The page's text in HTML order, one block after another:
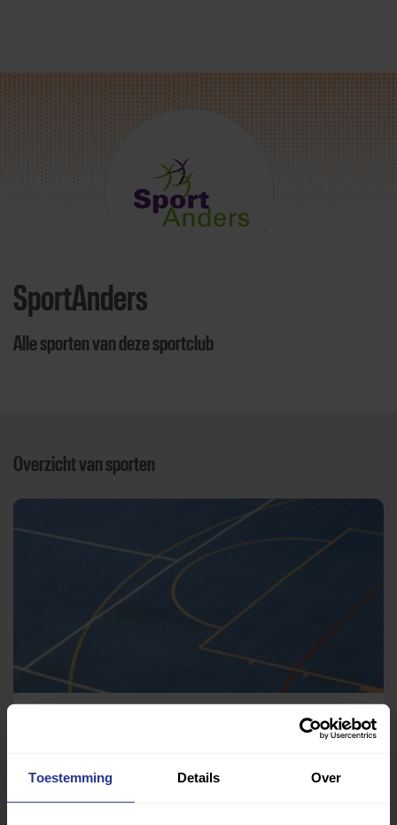
Toestemming Details Over
SportAnders
Alle sporten van deze sportclub
Overzicht van sporten